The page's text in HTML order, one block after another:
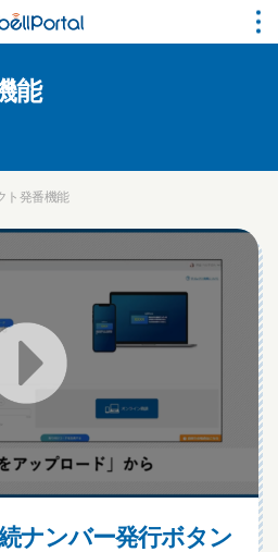
能
ト発番機能
ナンバー発行ボタン